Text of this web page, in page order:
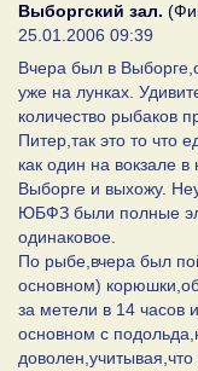
Выборгский зал.
25.01.2006 09:39
Вчера был в
уже на лунках.
количество рыбаков
Питер,так это то что
как один на вокзале
Выборге и выхожу.
ЮБФЗ были полные
одинаковое.
По рыбе,вчера был
основном)
за метели в 14 часов
основном с